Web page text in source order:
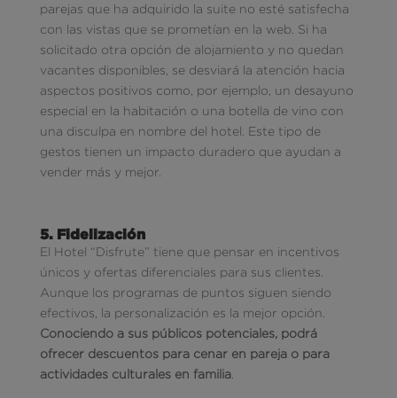
parejas que ha adquirido la suite no esté satisfecha
con las vistas que se prometían en la web. Si ha
solicitado otra opción de alojamiento y no quedan
vacantes disponibles, se desviará la atención hacia
aspectos positivos como, por ejemplo, un desayuno
especial en la habitación o una botella de vino con
una disculpa en nombre del hotel. Este tipo de
gestos tienen un impacto duradero que ayudan a
vender más y mejor.
5. Fidelización
El Hotel “Disfrute” tiene que pensar en incentivos
únicos y ofertas diferenciales para sus clientes.
Aunque los programas de puntos siguen siendo
efectivos, la personalización es la mejor opción.
Conociendo a sus públicos potenciales, podrá
ofrecer descuentos para cenar en pareja o para
actividades culturales en familia.